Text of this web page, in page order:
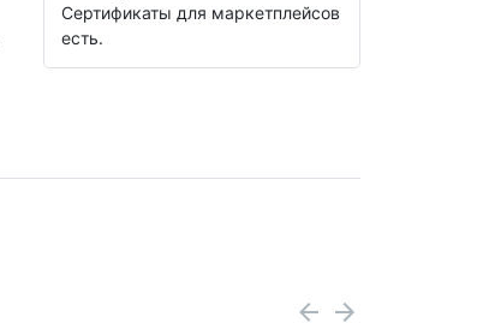
Сертификаты для маркетплейсов
есть.